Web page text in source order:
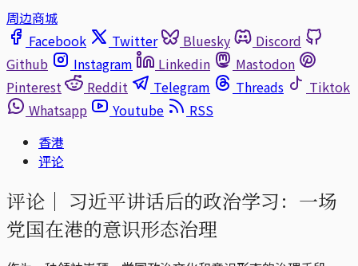
周边商城
Facebook
Twitter Bluesky
Discord
Github
Instagram Linkedin
Mastodon
Pinterest
Reddit Telegram Threads
Tiktok
Whatsapp
Youtube
RSS
香港
评论
评论｜ 习近平讲话后的政治学习：一场
党国在港的意识形态治理